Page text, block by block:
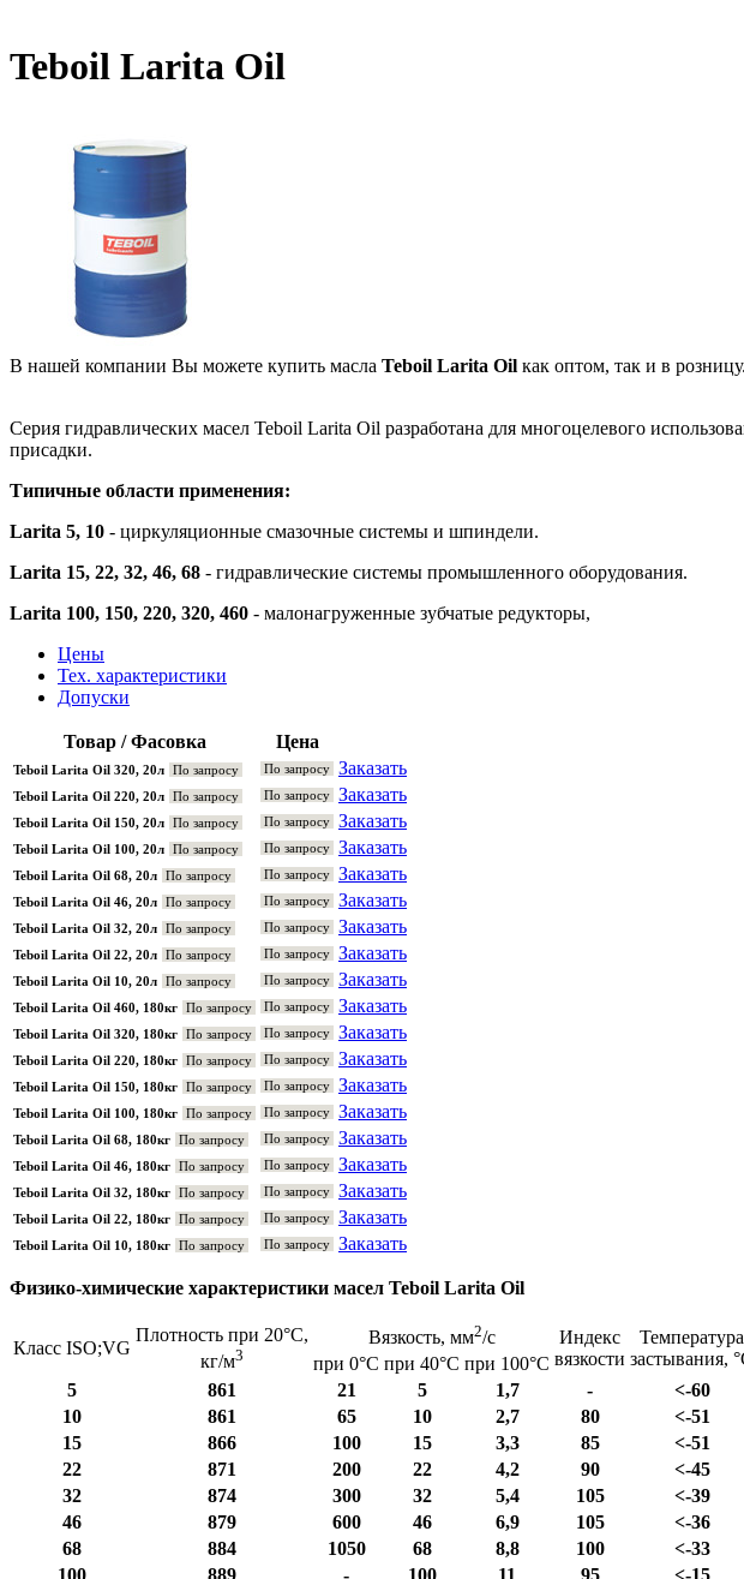
Teboil Larita Oil
В нашей компании Вы можете купить масла Teboil Larita Oil как оптом, так и в
Серия гидравлических масел Teboil Larita Oil разработана для многоцелевого
присадки.
Типичные области применения:
Larita 5, 10 - циркуляционные смазочные системы и шпиндели.
Larita 15, 22, 32, 46, 68 - гидравлические системы промышленного оборудования.
Larita 100, 150, 220, 320, 460 - малонагруженные зубчатые редукторы,
Цены
Тех. характеристики
Допуски
Товар / Фасовка Цена
Teboil Larita Oil 320, 20л По запросу По запросу Заказать
Teboil Larita Oil 220, 20л По запросу По запросу Заказать
Teboil Larita Oil 150, 20л По запросу По запросу Заказать
Teboil Larita Oil 100, 20л По запросу По запросу Заказать
Teboil Larita Oil 68, 20л По запросу По запросу Заказать
Teboil Larita Oil 46, 20л По запросу По запросу Заказать
Teboil Larita Oil 32, 20л По запросу По запросу Заказать
Teboil Larita Oil 22, 20л По запросу По запросу Заказать
Teboil Larita Oil 10, 20л По запросу По запросу Заказать
Teboil Larita Oil 460, 180кг По запросу По запросу Заказать
Teboil Larita Oil 320, 180кг По запросу По запросу Заказать
Teboil Larita Oil 220, 180кг По запросу По запросу Заказать
Teboil Larita Oil 150, 180кг По запросу По запросу Заказать
Teboil Larita Oil 100, 180кг По запросу По запросу Заказать
Teboil Larita Oil 68, 180кг По запросу По запросу Заказать
Teboil Larita Oil 46, 180кг По запросу По запросу Заказать
Teboil Larita Oil 32, 180кг По запросу По запросу Заказать
Teboil Larita Oil 22, 180кг По запросу По запросу Заказать
Teboil Larita Oil 10, 180кг По запросу По запросу Заказать
Физико-химические характеристики масел Teboil Larita Oil
Класс ISO;VG
Плотность при 20°С,
кг/м3
Вязкость, мм2/с
Индекс
вязкости
Температура
застывания,
при 0°С при 40°С при 100°С
5
861 21 5 1,7 - <-60
10
861 65 10 2,7 80 <-51
15
866 100 15 3,3 85 <-51
22
871 200 22 4,2 90 <-45
32
874 300 32 5,4 105 <-39
46
879 600 46 6,9 105 <-36
68
884 1050 68 8,8 100 <-33
100
889 - 100 11 95 <-15